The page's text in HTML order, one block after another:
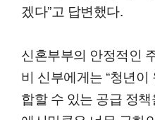
겠다”고 답변했다.
신혼부부의 안정적인
비 신부에게는 “청년
합할 수 있는 공급 정